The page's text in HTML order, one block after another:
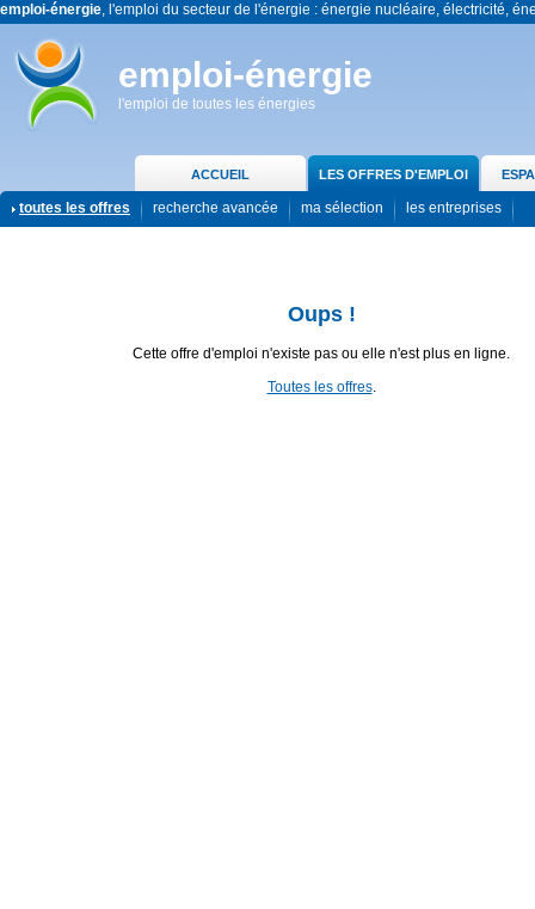
emploi-énergie, l'emploi du secteur de l'énergie : énergie nucléaire, électricité,
emploi-énergie
l'emploi de toutes les énergies
ACCUEIL LES OFFRES D'EMPLOI
toutes les offres recherche avancée ma sélection les entreprises
Oups !
Cette offre d'emploi n'existe pas ou elle n'est plus en ligne.
Toutes les offres.